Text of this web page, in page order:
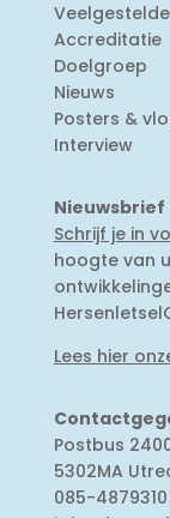
Accreditatie
Doelgroep
Nieuws
Posters &
Interview
Nieuwsbrief
Schrijf je in
hoogte van
Lees hier
Postbus
5302MA
085-4879310